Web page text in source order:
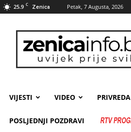
25.9 C Zenica Petak, 7 Augusta, 2026
zenicainfo.ba
VIJESTI VIDEO PRIVREDA
POSLJEDNJI POZDRAVI